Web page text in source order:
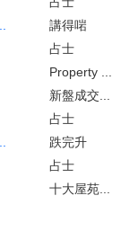
講得啱
占士
Property ...
新盤成交...
占士
跌完升
占士
十大屋苑...